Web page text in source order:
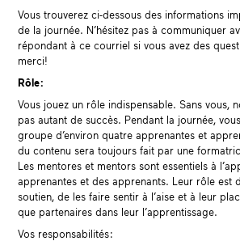
Vous trouverez ci-dessous des informations
de la journée. N’hésitez pas à communiquer
répondant à ce courriel si vous avez des
merci!
Rôle :
Vous jouez un rôle indispensable. Sans vous,
pas autant de succès. Pendant la journée,
groupe d’environ quatre apprenantes et
du contenu sera toujours fait par une
Les mentores et mentors sont essentiels à
apprenantes et des apprenants. Leur rôle est
soutien, de les faire sentir à l’aise et à leur
que partenaires dans leur l’apprentissage.
Vos responsabilités :